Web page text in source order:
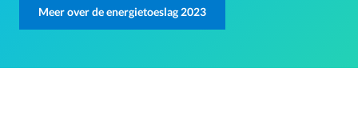
Meer over de energietoeslag 2023